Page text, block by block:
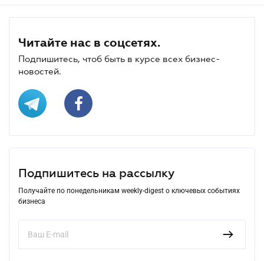
Читайте нас в соцсетях.
Подпишитесь, чтоб быть в курсе всех бизнес-
новостей.
Подпишитесь на рассылку
Получайте по понедельникам weekly-digest о ключевых событиях
бизнеса